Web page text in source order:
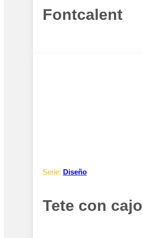
Fontcalent
Serie: Diseño
Tete con